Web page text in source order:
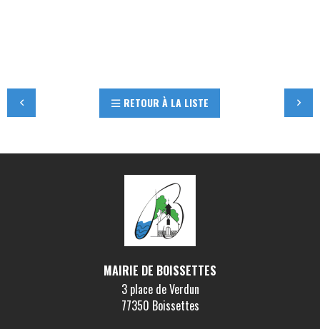
RETOUR À LA LISTE
MAIRIE DE BOISSETTES
3 place de Verdun
77350 Boissettes